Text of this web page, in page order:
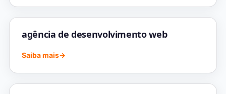
agência de desenvolvimento web
Saiba mais→